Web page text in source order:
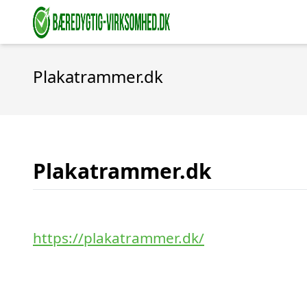
Plakatrammer.dk
Plakatrammer.dk
https://plakatrammer.dk/